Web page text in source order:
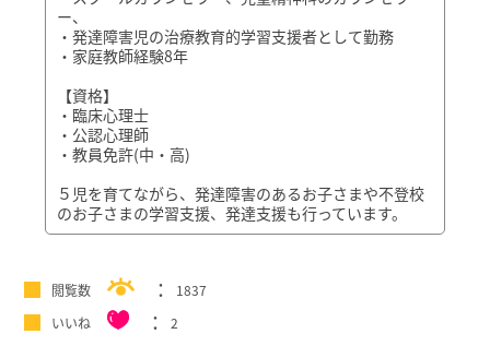
ー、
・発達障害児の治療教育的学習支援者として勤務
・家庭教師経験8年
【資格】
・臨床心理士
・公認心理師
・教員免許(中・高)
５児を育てながら、発達障害のあるお子さまや不登校
のお子さまの学習支援、発達支援も行っています。
閲覧数
1837
いいね
2